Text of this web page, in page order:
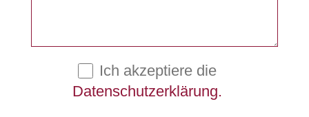
Ich akzeptiere die
Datenschutzerklärung.